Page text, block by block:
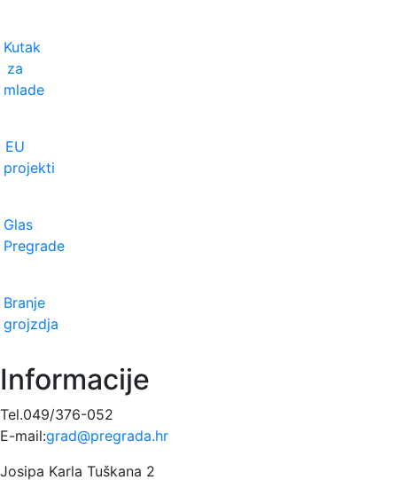
Kutak
za
mlade
EU
projekti
Glas
Pregrade
Branje
grojzdja
Informacije
Tel.049/376-052
E-mail:grad@pregrada.hr
Josipa Karla Tuškana 2